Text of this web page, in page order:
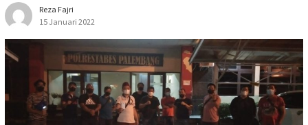
Reza Fajri
15 Januari 2022